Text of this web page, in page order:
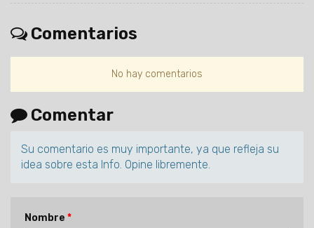
Comentarios
No hay comentarios
Comentar
Su comentario es muy importante, ya que refleja su
idea sobre esta Info. Opine libremente.
Nombre